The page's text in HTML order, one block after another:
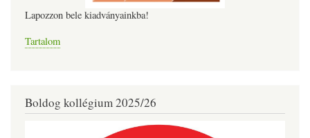
Lapozzon bele kiadványainkba!
Tartalom
Boldog kollégium 2025/26